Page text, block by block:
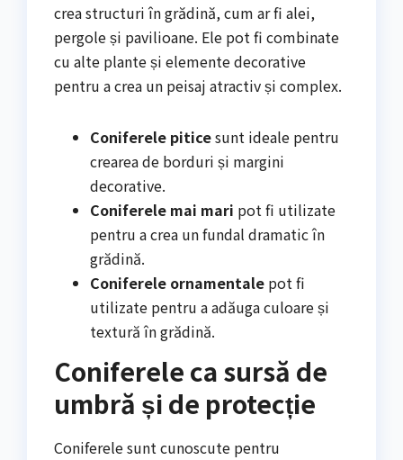
crea structuri în grădină, cum ar fi alei,
pergole și pavilioane. Ele pot fi combinate
cu alte plante și elemente decorative
pentru a crea un peisaj atractiv și complex.
Coniferele piticesunt ideale pentru
crearea de borduri și margini
decorative.
Coniferele mai mari pot fi utilizate
pentru a crea un fundal dramatic în
grădină.
Coniferele ornamentale pot fi
utilizate pentru a adăuga culoare și
textură în grădină.
Coniferele ca sursă de
umbră și de protecție
Coniferele sunt cunoscute pentru